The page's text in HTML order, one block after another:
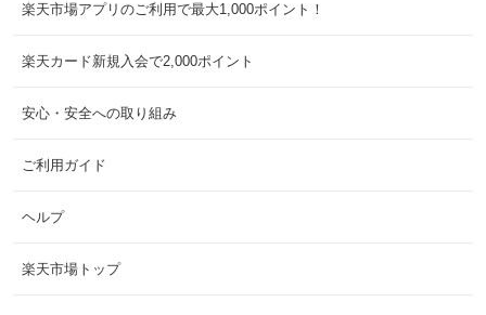
楽天市場アプリのご利用で最大1,000ポイント！
楽天カード新規入会で2,000ポイント
安心・安全への取り組み
ご利用ガイド
ヘルプ
楽天市場トップ